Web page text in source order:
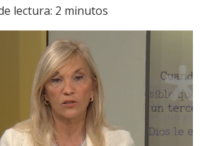
lectura: 2 minutos